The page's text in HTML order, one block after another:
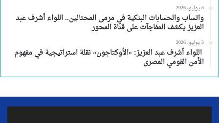
8 يوليو، 2026
واتساب والحسابات البنكية في مرمى المحتالين.. اللواء أشرف عبد
العزيز يكشف المفاجآت على قناة المحور
3 يوليو، 2026
اللواء أشرف عبد العزيز: «الأوكتاجون» نقلة استراتيجية في مفهوم
الأمن القومي المصرى